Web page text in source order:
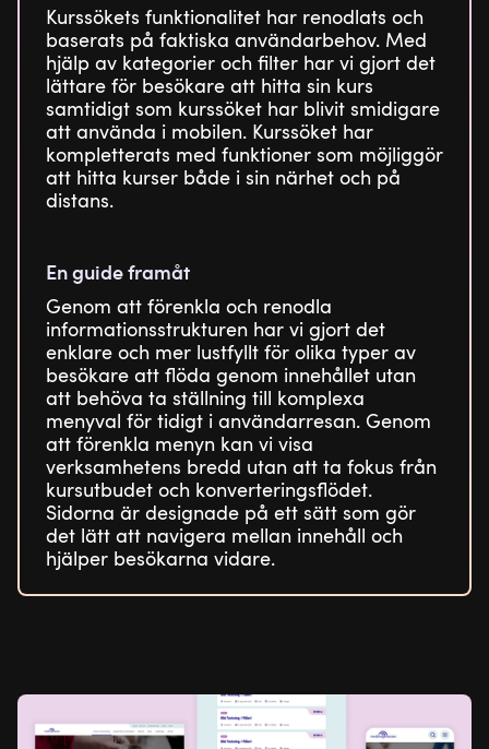
Kurssökets funktionalitet har renodlats och
baserats på faktiska användarbehov. Med
hjälp av kategorier och filter har vi gjort det
lättare för besökare att hitta sin kurs
samtidigt som kurssöket har blivit smidigare
att använda i mobilen. Kurssöket har
kompletterats med funktioner som möjliggör
att hitta kurser både i sin närhet och på
distans.
En guide framåt
Genom att förenkla och renodla
informationsstrukturen har vi gjort det
enklare och mer lustfyllt för olika typer av
besökare att flöda genom innehållet utan
att behöva ta ställning till komplexa
menyval för tidigt i användarresan. Genom
att förenkla menyn kan vi visa
verksamhetens bredd utan att ta fokus från
kursutbudet och konverteringsflödet.
Sidorna är designade på ett sätt som gör
det lätt att navigera mellan innehåll och
hjälper besökarna vidare.